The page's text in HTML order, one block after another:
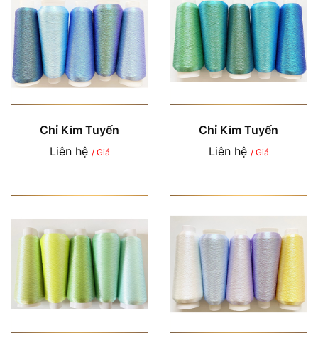
Chỉ Kim Tuyến
Liên hệ / Giá
Chỉ Kim Tuyến
Liên hệ / Giá